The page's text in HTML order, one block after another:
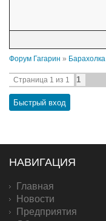
Форум Гагарин » Барахолка
Страница 1 из 1 1
НАВИГАЦИЯ
Главная
Новости
Предприятия